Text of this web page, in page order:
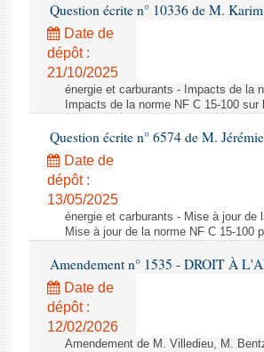
Question écrite n° 10336 de M.
Date de
dépôt :
21/10/2025
énergie et carburants - Impacts de la
Impacts de la norme NF C 15-100
Question écrite n° 6574 de M.
Date de
dépôt :
13/05/2025
énergie et carburants - Mise à jour de
Mise à jour de la norme NF C 15-100
Amendement n° 1535 - DROIT À
Date de
dépôt :
12/02/2026
Amendement de M. Villedieu, M.